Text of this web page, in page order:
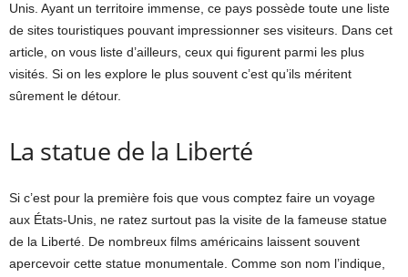
Unis. Ayant un territoire immense, ce pays possède toute une liste
de sites touristiques pouvant impressionner ses visiteurs. Dans cet
article, on vous liste d’ailleurs, ceux qui figurent parmi les plus
visités. Si on les explore le plus souvent c’est qu’ils méritent
sûrement le détour.
La statue de la Liberté
Si c’est pour la première fois que vous comptez faire un voyage
aux États-Unis, ne ratez surtout pas la visite de la fameuse statue
de la Liberté. De nombreux films américains laissent souvent
apercevoir cette statue monumentale. Comme son nom l’indique,